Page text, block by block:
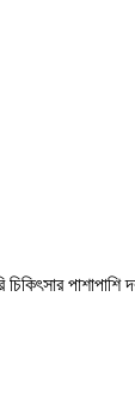
পাশাপাশি